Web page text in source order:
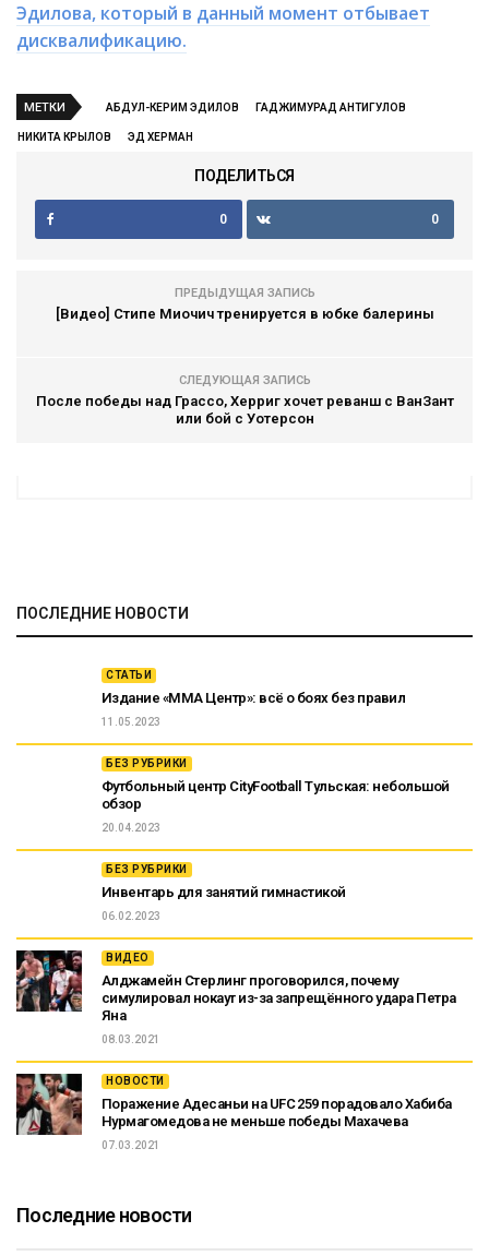
Эдилова, который в данный момент отбывает
дисквалификацию.
МЕТКИ АБДУЛ-КЕРИМ ЭДИЛОВ ГАДЖИМУРАД АНТИГУЛОВ
НИКИТА КРЫЛОВ ЭД ХЕРМАН
ПОДЕЛИТЬСЯ
0 0
ПРЕДЫДУЩАЯ ЗАПИСЬ
[Видео] Стипе Миочич тренируется в юбке балерины
СЛЕДУЮЩАЯ ЗАПИСЬ
После победы над Грассо, Херриг хочет реванш с ВанЗант
или бой с Уотерсон
ПОСЛЕДНИЕ НОВОСТИ
СТАТЬИ
Издание «ММА Центр»: всё о боях без правил
11.05.2023
БЕЗ РУБРИКИ
Футбольный центр CityFootball Тульская: небольшой
обзор
20.04.2023
БЕЗ РУБРИКИ
Инвентарь для занятий гимнастикой
06.02.2023
ВИДЕО
Алджамейн Стерлинг проговорился, почему
симулировал нокаут из-за запрещённого удара Петра
Яна
08.03.2021
НОВОСТИ
Поражение Адесаньи на UFC 259 порадовало Хабиба
Нурмагомедова не меньше победы Махачева
07.03.2021
Последние новости